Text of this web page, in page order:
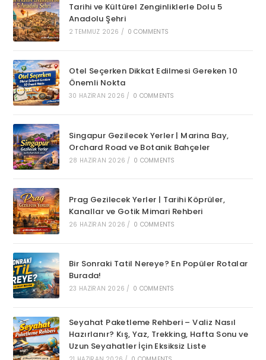
Tarihi ve Kültürel Zenginliklerle Dolu 5
Anadolu Şehri
2 TEMMUZ 2026 / 0 COMMENTS
Otel Seçerken Dikkat Edilmesi Gereken 10
Önemli Nokta
30 HAZIRAN 2026 / 0 COMMENTS
Singapur Gezilecek Yerler | Marina Bay,
Orchard Road ve Botanik Bahçeler
28 HAZIRAN 2026 / 0 COMMENTS
Prag Gezilecek Yerler | Tarihi Köprüler,
Kanallar ve Gotik Mimari Rehberi
26 HAZIRAN 2026 / 0 COMMENTS
Bir Sonraki Tatil Nereye? En Popüler Rotalar
Burada!
23 HAZIRAN 2026 / 0 COMMENTS
Seyahat Paketleme Rehberi – Valiz Nasıl
Hazırlanır? Kış, Yaz, Trekking, Hafta Sonu ve
Uzun Seyahatler İçin Eksiksiz Liste